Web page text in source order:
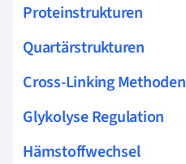
Proteinstrukturen
Quartärstrukturen
Cross-Linking Methoden
Glykolyse Regulation
Hämstoffwechsel